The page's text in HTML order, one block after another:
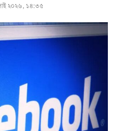
২০২৬, ১৪:৩৫